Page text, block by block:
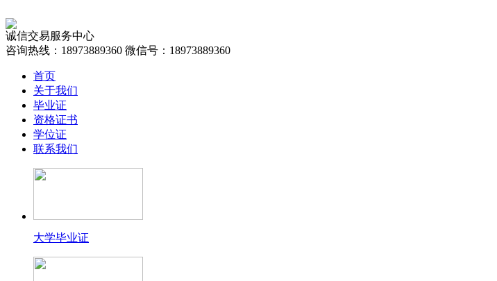
诚信交易服务中心
咨询热线：18973889360 微信号：18973889360
首页
关于我们
毕业证
资格证书
学位证
联系我们
大学毕业证